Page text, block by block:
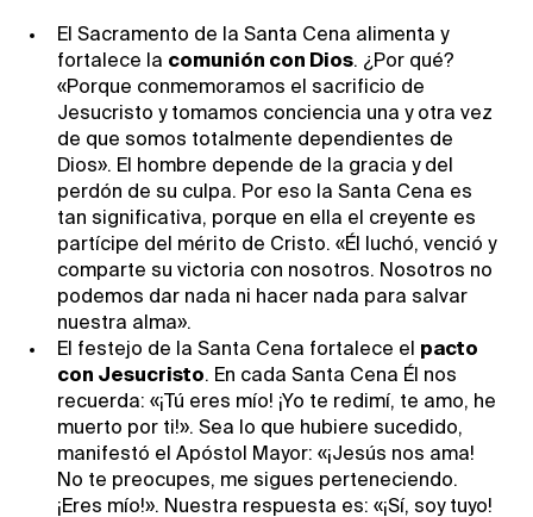
El Sacramento de la Santa Cena alimenta y
fortalece la comunión con Dios. ¿Por qué?
«Porque conmemoramos el sacrificio de
Jesucristo y tomamos conciencia una y otra vez
de que somos totalmente dependientes de
Dios». El hombre depende de la gracia y del
perdón de su culpa. Por eso la Santa Cena es
tan significativa, porque en ella el creyente es
partícipe del mérito de Cristo. «Él luchó, venció y
comparte su victoria con nosotros. Nosotros no
podemos dar nada ni hacer nada para salvar
nuestra alma».
El festejo de la Santa Cena fortalece el pacto
con Jesucristo. En cada Santa Cena Él nos
recuerda: «¡Tú eres mío! ¡Yo te redimí, te amo, he
muerto por ti!». Sea lo que hubiere sucedido,
manifestó el Apóstol Mayor: «¡Jesús nos ama!
No te preocupes, me sigues perteneciendo.
¡Eres mío!». Nuestra respuesta es: «¡Sí, soy tuyo!